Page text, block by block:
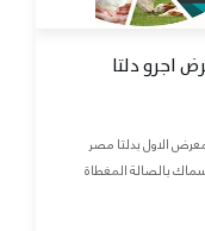
اجرو دلتا
الاول بدلتا مصر
بالصالة المغطاة